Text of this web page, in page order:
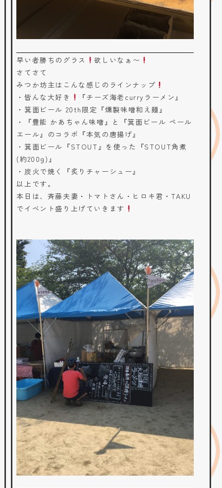
早い者勝ちのグラス
欲しいなぁ〜
さてさて
みつか坊主はこんな感じのラインナップ
・皆んな大好き
『チーズ海老curryラーメン』
・箕面ビール 20th限定『燻製味噌和え麺』
・『豊能 かあちゃん味噌』と『箕面ビール ペール
エール』のコラボ『本気の唐揚げ』
・箕面ビール『STOUT』を使った『STOUT角煮
(約200g)』
・炭火で焼く『炙りチャーシュー』
以上です。
本日は、斉藤夫妻・トマトさん・ヒロキ君・TAKU
でイベント盛り上げていきます